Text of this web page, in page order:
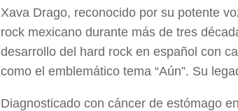
Xava Drago, reconocido por su potente
rock mexicano durante más de tres
desarrollo del hard rock en español con
como el emblemático tema “Aún”. Su
Diagnosticado con cáncer de estómago